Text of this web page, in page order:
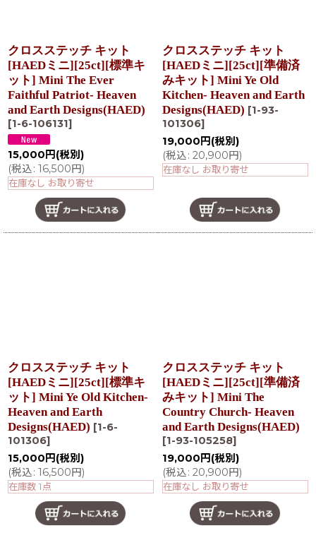
クロスステッチ キット
[HAEDミニ][25ct][標準キ
ット] Mini The Ever
Faithful Patriot- Heaven
and Earth Designs(HAED)
[1-6-106131]
15,000 円 (税別)
(税込: 16,500円)
在庫なし お取り寄せ
クロスステッチ キット
[HAEDミニ][25ct][準備済
みキット] Mini Ye Old
Kitchen- Heaven and Earth
Designs(HAED) [1-93-
101306]
19,000 円 (税別)
(税込: 20,900円)
在庫なし お取り寄せ
クロスステッチ キット
[HAEDミニ][25ct][標準キ
ット] Mini Ye Old Kitchen-
Heaven and Earth
Designs(HAED) [1-6-
101306]
15,000 円 (税別)
(税込: 16,500円)
在庫数 1点
クロスステッチ キット
[HAEDミニ][25ct][準備済
みキット] Mini The
Country Church- Heaven
and Earth Designs(HAED)
[1-93-105258]
19,000 円 (税別)
(税込: 20,900円)
在庫なし お取り寄せ